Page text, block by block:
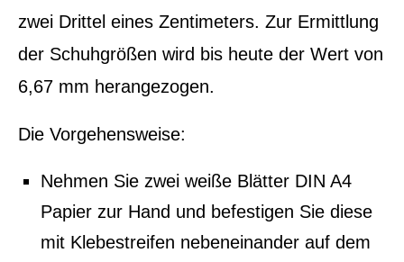
zwei Drittel eines Zentimeters. Zur Ermittlung
der Schuhgrößen wird bis heute der Wert von
6,67 mm herangezogen.
Die Vorgehensweise:
Nehmen Sie zwei weiße Blätter DIN A4
Papier zur Hand und befestigen Sie diese
mit Klebestreifen nebeneinander auf dem